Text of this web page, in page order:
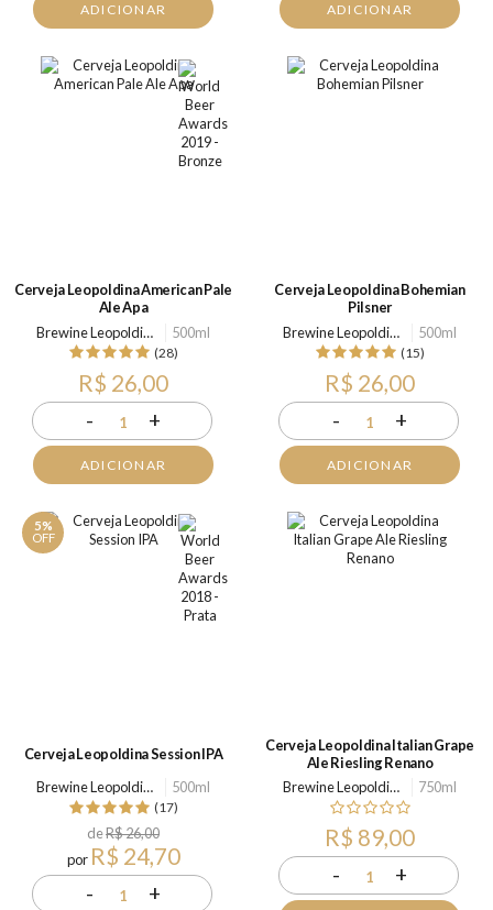
ADICIONAR ADICIONAR
Cerveja Leopoldina American Pale
Ale Apa
Brewine Leopoldina
500ml
(28)
R$ 26,00
- 1 +
ADICIONAR
Cerveja Leopoldina Bohemian
Pilsner
Brewine Leopoldina
500ml
(15)
R$ 26,00
- 1 +
ADICIONAR
5%
OFF
Cerveja Leopoldina Session IPA
Brewine Leopoldina
500ml
(17)
deR$ 26,00
por R$ 24,70
- 1 +
Cerveja Leopoldina Italian Grape
Ale Riesling Renano
Brewine Leopoldina
750ml
R$ 89,00
- 1 +